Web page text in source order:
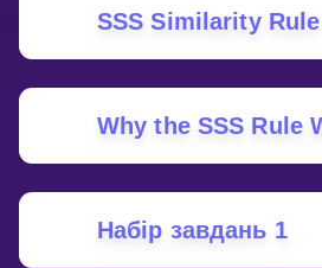
SSS Similarity Rule
Why the SSS Rule
Набір завдань 1